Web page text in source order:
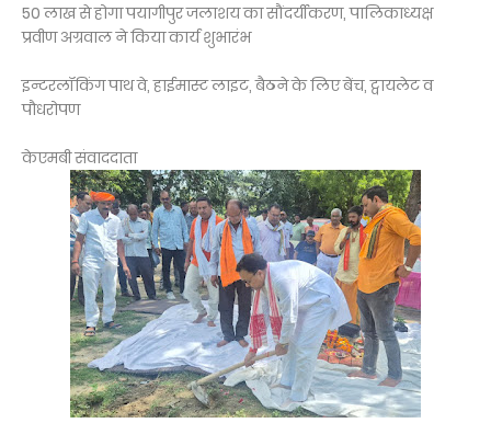
50 लाख से होगा पयागीपुर जलाशय का सौंदर्यीकरण, पालिकाध्यक्ष
प्रवीण अग्रवाल ने किया‌ कार्य शुभारंभ
इन्टरलॉकिंग पाथ वे, हाईमास्ट लाइट, बैठने के लिए बेंच, ट्वायलेट व
पौधरोपण
केएमबी संवाददाता